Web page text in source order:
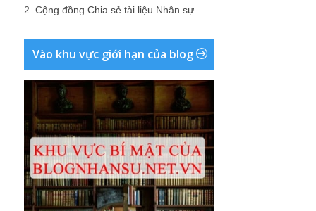
2. Cộng đồng Chia sẻ tài liệu Nhân sự
Vào khu vực giới hạn của blog